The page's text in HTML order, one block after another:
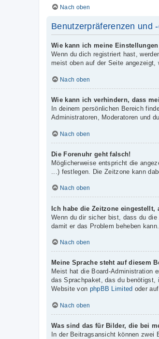
Nach oben
Benutzerpräferenzen und
Wie kann ich meine
Wenn du dich registriert hast,
meist oben auf der Seite
Nach oben
Wie kann ich verhindern, dass
In deinem persönlichen Bereich
Administratoren, Moderatoren und
Nach oben
Die Forenuhr geht falsch!
Möglicherweise entspricht die
...) festlegen. Die Zeitzone kann
Nach oben
Ich habe die Zeitzone eingestellt,
Wenn du dir sicher bist, dass du
damit er das Problem beheben kann.
Nach oben
Meine Sprache steht auf diesem
Meist hat die Board-Administration
das Sprachpaket, das du benötigst,
Website von phpBB Limited oder auf
Nach oben
Was sind das für Bilder, die bei
In der Beitragsansicht können